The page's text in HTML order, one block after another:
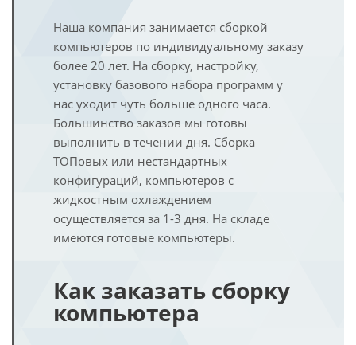
Наша компания занимается сборкой
компьютеров по индивидуальному заказу
более 20 лет. На сборку, настройку,
установку базового набора программ у
нас уходит чуть больше одного часа.
Большинство заказов мы готовы
выполнить в течении дня. Сборка
ТОПовых или нестандартных
конфигураций, компьютеров с
жидкостным охлаждением
осуществляется за 1-3 дня. На складе
имеются готовые компьютеры.
Как заказать сборку
компьютера